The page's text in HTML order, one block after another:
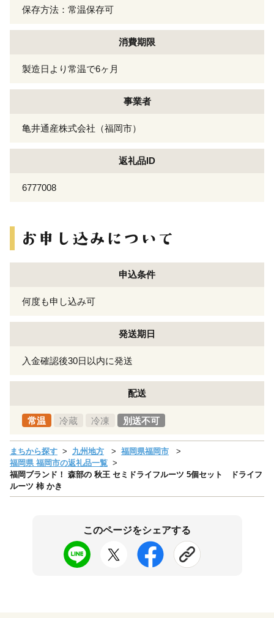
保存方法：常温保存可
消費期限
製造日より常温で6ヶ月
事業者
亀井通産株式会社（福岡市）
返礼品ID
6777008
申込条件
何度も申し込み可
発送期日
入金確認後30日以内に発送
配送
常温 冷蔵 冷凍 別送不可
まちから探す 九州地方
福岡県福岡市
福岡県 福岡市の返礼品一覧
福岡ブランド！ 森部の 秋王 セミドライフルーツ 5個セット ドライフ
ルーツ 柿 かき
このページをシェアする